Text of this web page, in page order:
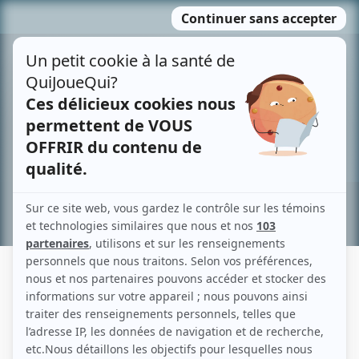
MENU
contenu
Recherche avancée »
HANI MATTAR
Liens
Fiche de Hani Mattar sur Showbizz.net